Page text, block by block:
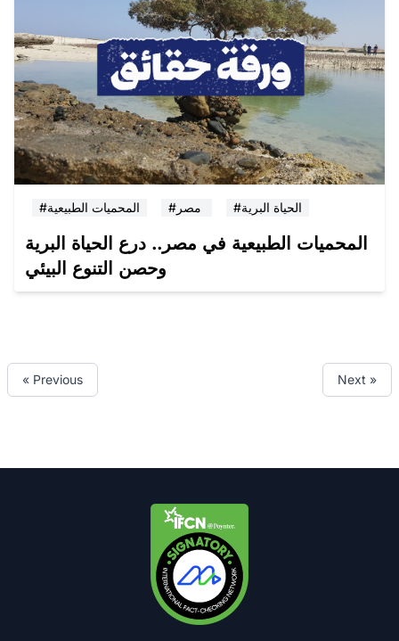
#المحميات الطبيعية #الحياة البرية
المحميات الطبيعية في مصر.. درع الحياة البرية
وحصن التنوع البيئي
« Previous Next »